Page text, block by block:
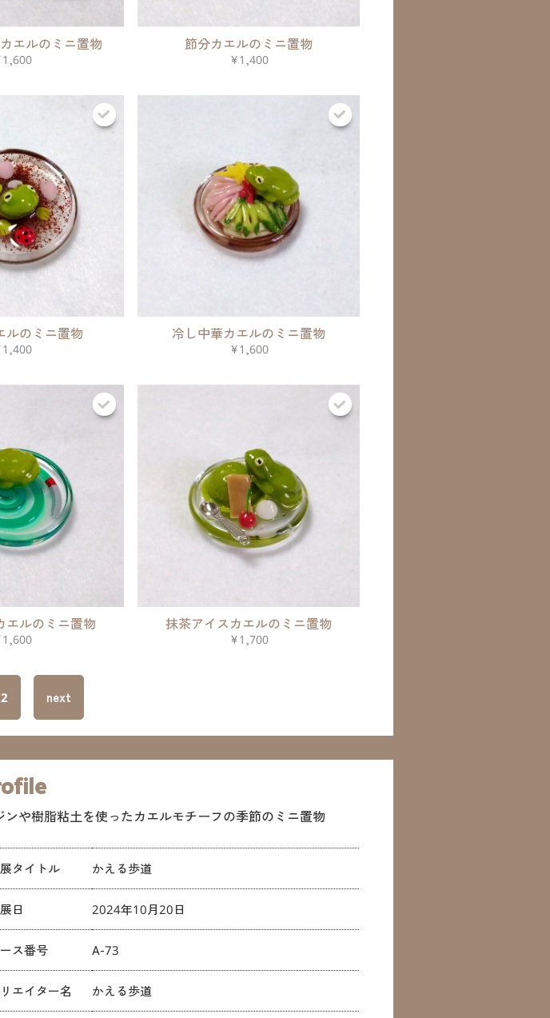
エルのミニ置物 節分カエルのミニ置物
¥1,400
ルのミニ置物 冷し中華カエルのミニ置物
¥1,600
エルのミニ置物 抹茶アイスカエルのミニ置物
¥1,700
2 next
ンや樹脂粘土を使ったカエルモチーフの季節のミニ置物
タイトル かえる歩道
日 2024年10月20日
ス番号 A-73
エイター名 かえる歩道